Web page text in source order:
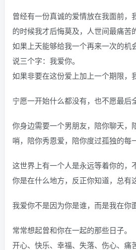
曾经有一份真诚的爱情放在我面前，
的时候我才后悔莫及，人世间最痛苦
如果上天能够给我一个再来一次的机
说三个字：我爱你。
如果非要在这份爱上加上一个期限
宁愿一开始什么都没有，也不愿最后
你身边需要一个男朋友，陪你聊天，
哨，陪你秀恩爱，陪你度过孤独的每
这世界上有一个人是永远等着你的，
你是在什么地方，反正你知道，总有
我爱你不是因为你是谁，而是我在你
常常想起曾和你在一起的那些日子。
开心、快乐、幸福、失落、伤心、痛